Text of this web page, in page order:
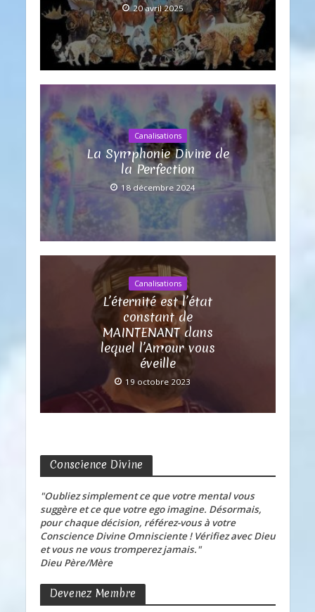
20 avril 2025
Canalisations
La Symphonie Divine de
la Perfection
18 décembre 2024
Canalisations
L’éternité est l’état
constant de
MAINTENANT dans
lequel l’Amour vous
éveille
19 octobre 2023
Conscience Divine
"Oubliez simplement ce que votre mental vous
suggère et ce que votre ego imagine. Désormais,
pour chaque décision, référez-vous à votre
Conscience Divine Omnisciente ! Vérifiez avec Dieu
et vous ne vous tromperez jamais."
Dieu Père/Mère
Devenez Membre